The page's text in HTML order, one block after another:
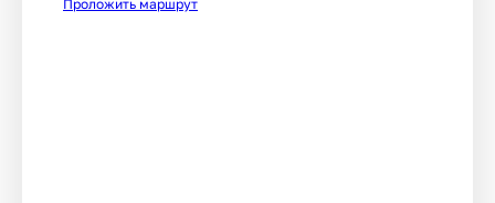
Проложить маршрут